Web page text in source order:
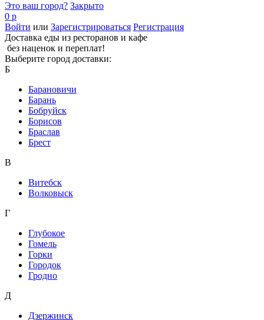
Это ваш город? Закрыто
0 р
Войти или Зарегистрироваться Регистрация
Доставка еды из ресторанов и кафе
без наценок и переплат!
Выберите город доставки:
Б
Барановичи
Барань
Бобруйск
Борисов
Браслав
Брест
В
Витебск
Волковыск
Г
Глубокое
Гомель
Горки
Городок
Гродно
Д
Дзержинск